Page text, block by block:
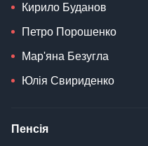
Кирило Буданов
Петро Порошенко
Мар'яна Безугла
Юлія Свириденко
Пенсія